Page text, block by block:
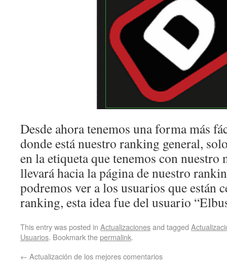
Desde ahora tenemos una forma más
donde está nuestro ranking general,
en la etiqueta que tenemos con nuestro
llevará hacia la página de nuestro
podremos ver a los usuarios que están
ranking, esta idea fue del usuario
This entry was posted in Actualizacionesand tagged
Usuarios. Bookmark thepermalink.
← Actualización de los mejores comentarios